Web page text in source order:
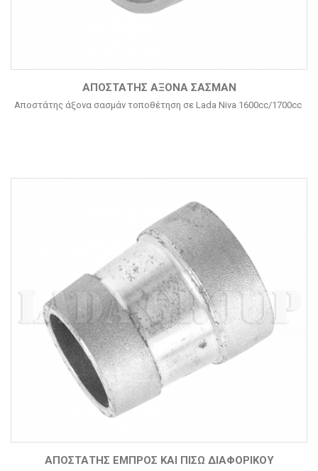
ΑΠΟΣΤΆΤΗΣ ΆΞΟΝΑ ΣΑΣΜΆΝ
Αποστάτης άξονα σασμάν τοποθέτηση σε Lada Niva 1600cc/1700cc
ΑΠΟΣΤΆΤΗΣ ΕΜΠΡΌΣ ΚΑΙ ΠΊΣΩ ΔΙΑΦΟΡΙΚΟΎ